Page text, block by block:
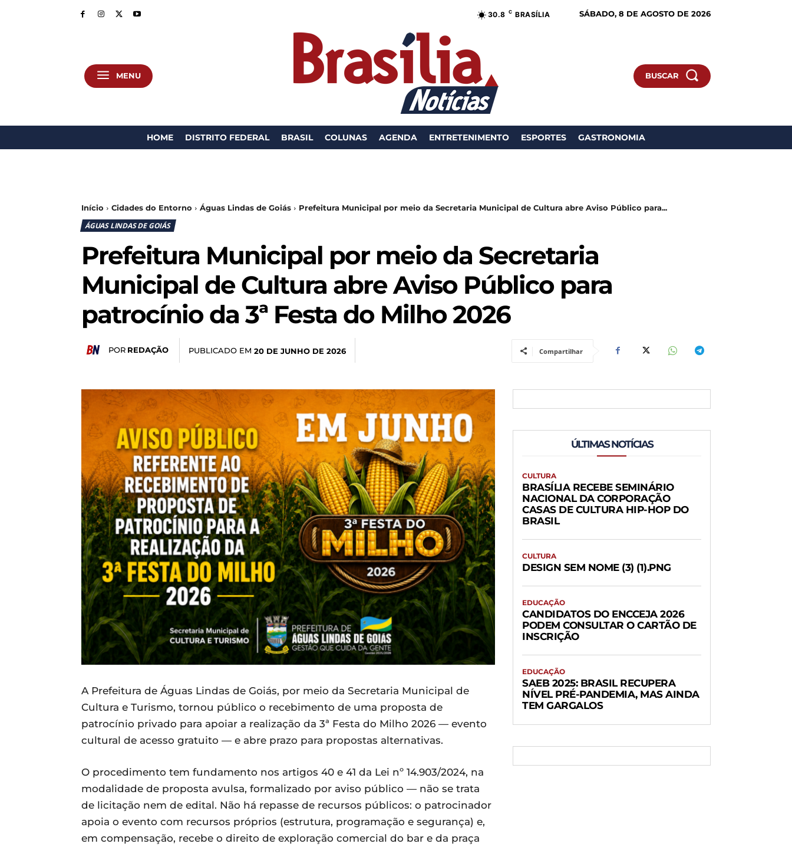
30.8 C BRASÍLIA SÁBADO, 8 DE AGOSTO DE 2026
MENU BUSCAR
HOME DISTRITO FEDERAL BRASIL COLUNAS AGENDA ENTRETENIMENTO ESPORTES GASTRONOMIA
Início Cidades do Entorno Águas Lindas de Goiás Prefeitura Municipal por meio da Secretaria Municipal de Cultura abre Aviso Público para...
ÁGUAS LINDAS DE GOIÁS
Prefeitura Municipal por meio da Secretaria
Municipal de Cultura abre Aviso Público para
patrocínio da 3ª Festa do Milho 2026
POR REDAÇÃO PUBLICADO EM 20 DE JUNHO DE 2026 Compartilhar
A Prefeitura de Águas Lindas de Goiás, por meio da Secretaria Municipal de
Cultura e Turismo, tornou público o recebimento de uma proposta de
patrocínio privado para apoiar a realização da 3ª Festa do Milho 2026 — evento
cultural de acesso gratuito — e abre prazo para propostas alternativas.
O procedimento tem fundamento nos artigos 40 e 41 da Lei nº 14.903/2024, na
modalidade de proposta avulsa, formalizado por aviso público — não se trata
de licitação nem de edital. Não há repasse de recursos públicos: o patrocinador
apoia o evento com recursos próprios (estrutura, programação e segurança) e,
em compensação, recebe o direito de exploração comercial do bar e da praça
ÚLTIMAS NOTÍCIAS
CULTURA
BRASÍLIA RECEBE SEMINÁRIO
NACIONAL DA CORPORAÇÃO
CASAS DE CULTURA HIP-HOP DO
BRASIL
CULTURA
DESIGN SEM NOME (3) (1).PNG
EDUCAÇÃO
CANDIDATOS DO ENCCEJA 2026
PODEM CONSULTAR O CARTÃO DE
INSCRIÇÃO
EDUCAÇÃO
SAEB 2025: BRASIL RECUPERA
NÍVEL PRÉ-PANDEMIA, MAS AINDA
TEM GARGALOS